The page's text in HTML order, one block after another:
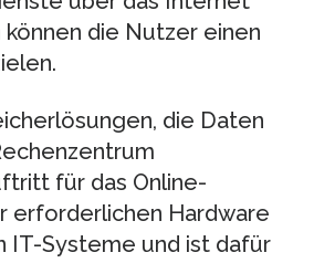
können die Nutzer einen
die Daten
für das Online-
erforderlichen Hardware
IT-Systeme und ist dafür